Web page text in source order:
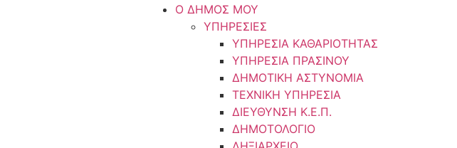
Ο ΔΗΜΟΣ ΜΟΥ
ΥΠΗΡΕΣΙΕΣ
ΥΠΗΡΕΣΙΑ ΚΑΘΑΡΙΟΤΗΤΑΣ
ΥΠΗΡΕΣΙΑ ΠΡΑΣΙΝΟΥ
ΔΗΜΟΤΙΚΗ ΑΣΤΥΝΟΜΙΑ
ΤΕΧΝΙΚΗ ΥΠΗΡΕΣΙΑ
ΔΙΕΥΘΥΝΣΗ Κ.Ε.Π.
ΔΗΜΟΤΟΛΟΓΙΟ